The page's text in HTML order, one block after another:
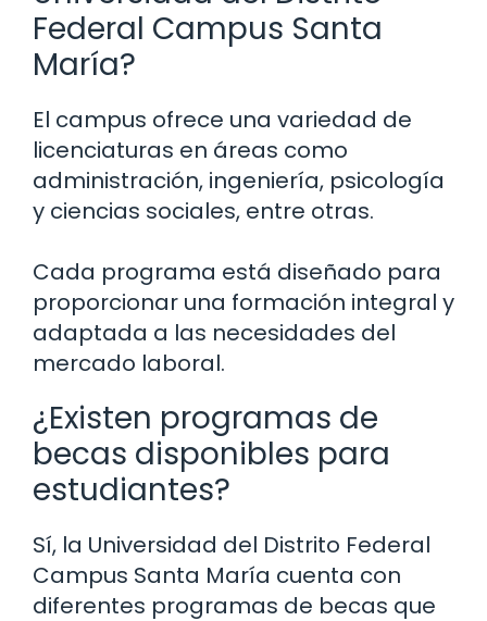
Federal Campus Santa
María?
El campus ofrece una variedad de
licenciaturas en áreas como
administración, ingeniería, psicología
y ciencias sociales, entre otras.
Cada programa está diseñado para
proporcionar una formación integral y
adaptada a las necesidades del
mercado laboral.
¿Existen programas de
becas disponibles para
estudiantes?
Sí, la Universidad del Distrito Federal
Campus Santa María cuenta con
diferentes programas de becas que